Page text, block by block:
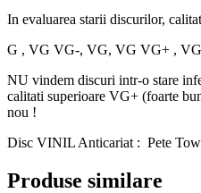
In evaluarea starii discurilor,
G , VG VG-, VG, VG VG+ ,
NU vindem discuri intr-o stare
calitati superioare VG+ (foarte
nou !
Disc VINIL Anticariat : Pete
Produse similare